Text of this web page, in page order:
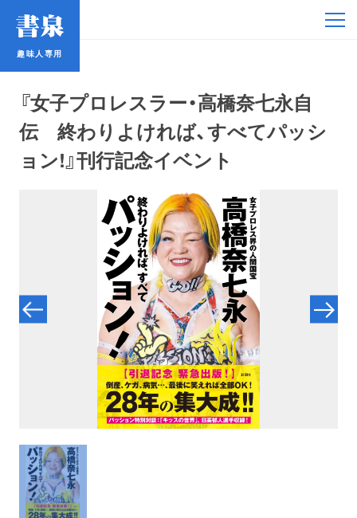
趣味人専用
『女子プロレスラー・高橋奈七永自
伝 終わりよければ、すべてパッシ
ョン!』刊行記念イベント
趣味人専用
鉄道・バス
コミック・ラノベ
プロレス
コンピューター
ミリタリー